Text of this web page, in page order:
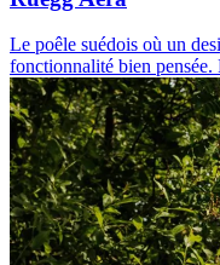
Le poêle suédois où un
fonctionnalité bien pensée.